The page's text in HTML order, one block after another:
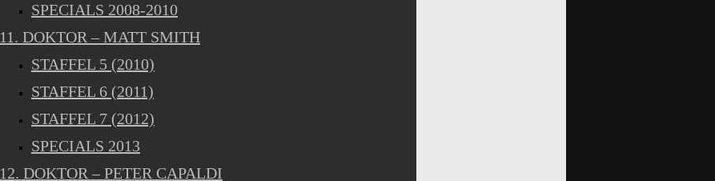
SPECIALS 2008-2010
11. DOKTOR – MATT SMITH
STAFFEL 5 (2010)
STAFFEL 6 (2011)
STAFFEL 7 (2012)
SPECIALS 2013
12. DOKTOR – PETER CAPALDI